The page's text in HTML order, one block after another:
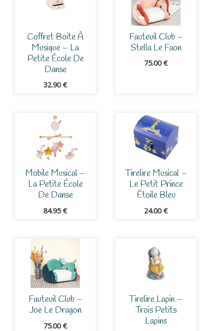
Coffret Boite À
Musique – La
Petite École De
Danse
32.90€
Fauteuil Club –
Stella Le Faon
75.00€
Mobile Musical –
La Petite École
De Danse
84.95€
Tirelire Musical –
Le Petit Prince
Étoile Bleu
24.00€
Fauteuil Club –
Joe Le Dragon
75.00€
Tirelire Lapin –
Trois Petits
Lapins